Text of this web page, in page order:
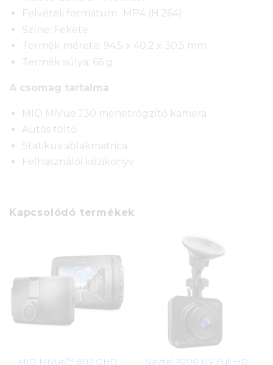
Felvételi formátum: .MP4 (H.264)
Színe: Fekete
Termék mérete: 94,5 x 40,2 x 30,5 mm
Termék súlya: 66 g
A csomag tartalma
MIO MiVue J30 menetrögzítő kamera
Autós töltő
Statikus ablakmatrica
Felhasználói kézikönyv
Kapcsolódó termékek
MIO MiVue™ 802 QHD Navitel R200 NV Full HD